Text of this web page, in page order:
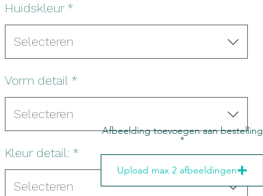
Huidskleur *
Selecteren
Vorm detail *
Selecteren
Kleur detail: *
Selecteren
Afbeelding toevoegen aan bestelling
Upload max 2 afbeeldingen